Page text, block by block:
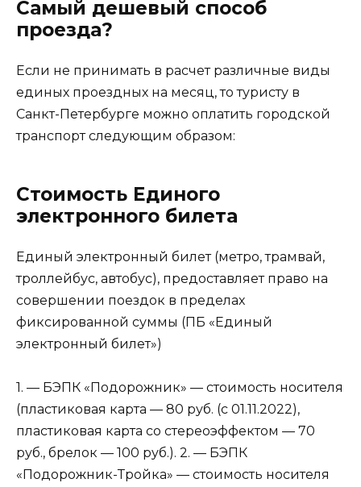
Самый дешевый способ
проезда?
Если не принимать в расчет различные виды
единых проездных на месяц, то туристу в
Санкт-Петербурге можно оплатить городской
транспорт следующим образом:
Стоимость Единого
электронного билета
Единый электронный билет (метро, трамвай,
троллейбус, автобус), предоставляет право на
совершении поездок в пределах
фиксированной суммы (ПБ «Единый
электронный билет»)
1. — БЭПК «Подорожник» — стоимость носителя
(пластиковая карта — 80 руб. (с 01.11.2022),
пластиковая карта со стереоэффектом — 70
руб., брелок — 100 руб.). 2. — БЭПК
«Подорожник-Тройка» — стоимость носителя